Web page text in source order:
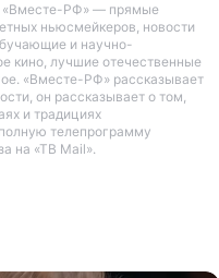
«Вместе-РФ» — прямые
ньюсмейкеров, новости
и научно-
кино, лучшие отечественные
«Вместе-РФ» рассказывает
он рассказывает о том,
и традициях
телепрограмму
на «ТВ Mail».